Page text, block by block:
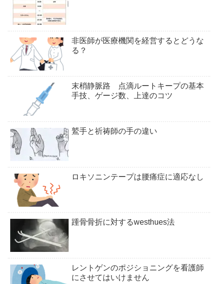
非医師が医療機関を経営するとどうな
る？
末梢静脈路 点滴ルートキープの基本
手技、ゲージ数、上達のコツ
鷲手と祈祷師の手の違い
ロキソニンテープは腰痛症に適応なし
踵骨骨折に対するwesthues法
レントゲンのポジショニングを看護師
にさせてはいけません